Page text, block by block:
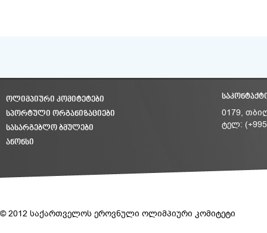
ᲝᲚᲘᲛᲞᲘᲣᲠᲘ ᲙᲝᲛᲘᲢᲔᲢᲔᲑᲘ
ᲡᲞᲝᲠᲢᲣᲚᲘ ᲝᲠᲒᲐᲜᲘᲖᲐᲪᲘᲔᲑᲘ
ᲡᲐᲡᲐᲠᲒᲔᲑᲚᲝ ᲑᲛᲣᲚᲔᲑᲘ
ᲐᲜᲝᲜᲡᲘ
0179,
ტელ: (+995
© 2012 საქართველოს ეროვნული ოლიმპიური კომიტეტი